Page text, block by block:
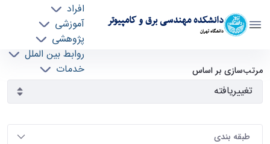
دانشکده مهندسی برق و کامپیوتر
دانشگاه تهران
افراد
آموزشی
پژوهشی
روابط بین الملل
خدمات
آرشیو اطلاعیه ها - ece- دانشکده مهندسی برق و
کامپیوتر
مرتب‌سازی بر اساس
طبقه بندی